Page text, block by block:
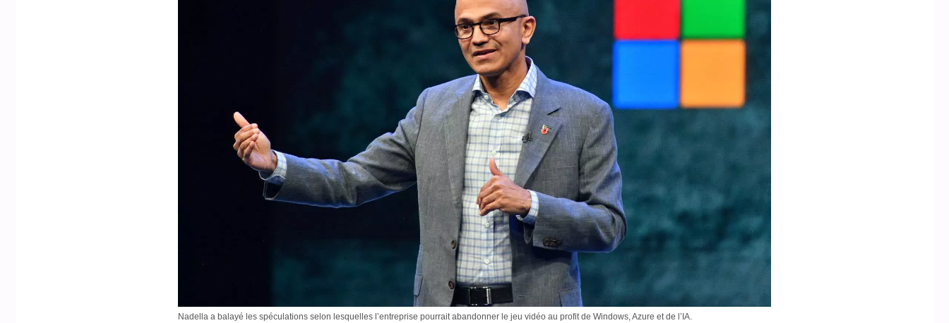
Nadella a balayé les spéculations selon lesquelles l’entreprise pourrait abandonner le jeu vidéo au profit de Windows, Azure et de l’IA.